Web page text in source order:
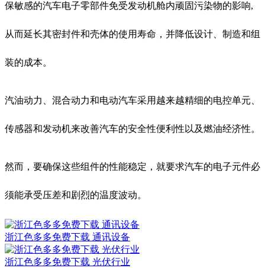
保敏感的汽车电子零部件免受发动机舱内顽固污染物的影响,
从而延长其密封件和壳体的使用寿命，并降低设计、制造和组
装的成本。
汽油动力、混合动力和电动汽车采用越来越精细的电控单元、
传感器和发动机来改善汽车的安全性便利性以及燃油经济性。
然而，要确保这些组件的性能稳定，就要求汽车的电子元件必
须能承受压差和剧烈的温度波动。
浙江色多多免费下载 通讯设备
浙江色多多免费下载 光伏行业